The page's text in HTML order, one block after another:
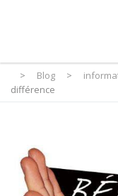
> Blog >
différence